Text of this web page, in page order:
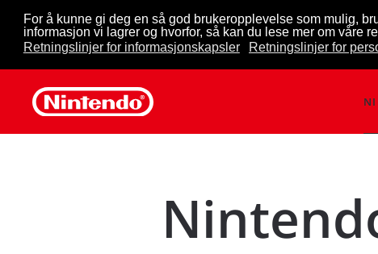
For å kunne gi deg en så god brukeropplevelse som mulig,
informasjon vi lagrer og hvorfor, så kan du lese mer om våre
Retningslinjer for informasjonskapsler
Retningslinjer for
Skip to main content